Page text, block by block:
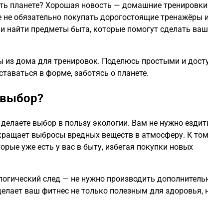
планете? Хорошая новость — домашние
обязательно покупать дорогостоящие тренажёры
найти предметы быта, которые помогут сделать
из дома для тренировок. Поделюсь простыми и
в форме, заботясь о планете.
выбор в пользу экологии. Вам не нужно
выбросы вредных веществ в атмосферу. К
уже есть у вас в быту, избегая покупки новых
след — не нужно производить
ваш фитнес не только полезным для здоровья,